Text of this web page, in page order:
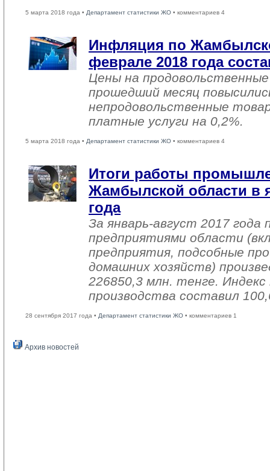
5 марта 2018 года • Департамент статистики ЖО • комментариев 4
Инфляция по
феврале 2018 года
Цены на
прошедший месяц
непродовольственные
платные услуги на 0,2%.
5 марта 2018 года • Департамент статистики ЖО • комментариев 4
Итоги работы
Жамбылской области в
года
За январь-август 2017
предприятиями области
предприятия, подсобные
домашних хозяйств)
226850,3 млн. тенге.
производства составил
28 сентября 2017 года • Департамент статистики ЖО • комментариев 1
Архив новостей